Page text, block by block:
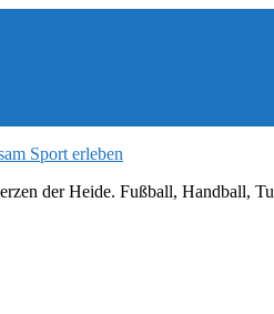
Sport erleben
der Heide. Fußball, Handball,